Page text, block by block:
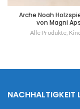
Arche Noah
von Magni Aps
Alle Produkte,
NACHHALTIGKEIT